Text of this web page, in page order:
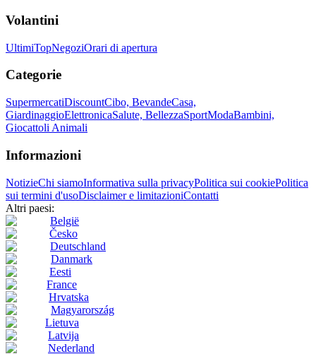
Volantini
UltimiTopNegoziOrari di apertura
Categorie
SupermercatiDiscountCibo, BevandeCasa,
GiardinaggioElettronicaSalute, BellezzaSportModaBambini,
Giocattoli Animali
Informazioni
NotizieChi siamoInformativa sulla privacyPolitica sui cookiePolitica
sui termini d'usoDisclaimer e limitazioniContatti
Altri paesi:
België
Česko
Deutschland
Danmark
Eesti
France
Hrvatska
Magyarország
Lietuva
Latvija
Nederland